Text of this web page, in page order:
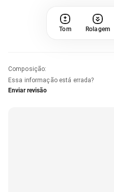
Tom Rolagem
Composição:
Essa informação está errada?
Enviar revisão